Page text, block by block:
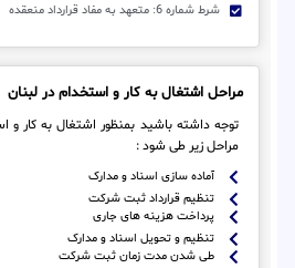
شرط شماره 6: متعهد به مفاد قرارداد منعقده
مراحل اشتغال به کار و استخدام در لبنان
توجه داشته باشید بمنظور اشتغال به کار و
مراحل زیر طی شود :
آماده سازی اسناد و مدارک
تنظیم قرارداد ثبت شرکت
پرداخت هزینه های جاری
تنظیم و تحویل اسناد و مدارک
طی شدن مدت زمان ثبت شرکت